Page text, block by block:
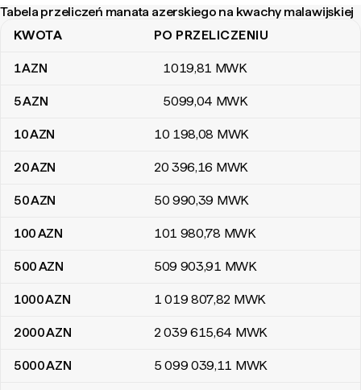
Tabela przeliczeń manata azerskiego na kwachy malawijskiej
Tabela przeliczeń manata azerskiego na kwachy malawijskiej
KWOTA PO PRZELICZENIU
1AZN 1019,81 MWK
5AZN 5099,04 MWK
10AZN 10 198,08 MWK
20AZN 20 396,16 MWK
50AZN 50 990,39 MWK
100AZN 101 980,78 MWK
500AZN 509 903,91 MWK
1000AZN 1 019 807,82 MWK
2000AZN 2 039 615,64 MWK
5000AZN 5 099 039,11 MWK